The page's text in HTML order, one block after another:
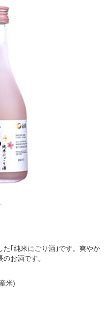
｢純米にごり酒｣です。爽やか
お酒です。
米)